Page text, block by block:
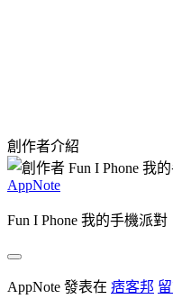
創作者介紹
AppNote
Fun I Phone 我的手機派對
AppNote 發表在 痞客邦